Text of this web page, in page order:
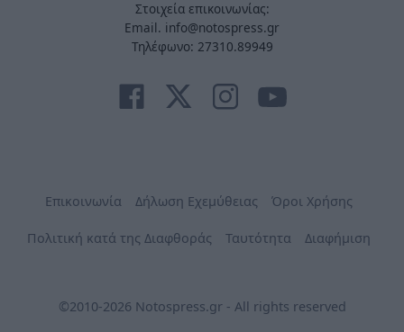
Στοιχεία επικοινωνίας:
Email. info@notospress.gr
Τηλέφωνο: 27310.89949
Επικοινωνία Δήλωση Εχεμύθειας Όροι Χρήσης
Πολιτική κατά της Διαφθοράς Ταυτότητα Διαφήμιση
©2010-2026 Notospress.gr - All rights reserved